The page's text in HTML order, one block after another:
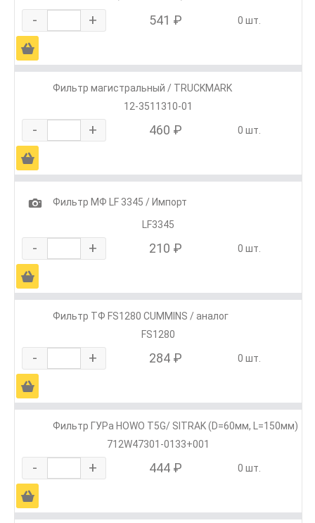
- + 541 ₽ 0 шт.
Ä
Фильтр магистральный / TRUCKMARK
12-3511310-01
- + 460 ₽ 0 шт.
Ä
1
Фильтр МФ LF 3345 / Импорт
LF3345
- + 210 ₽ 0 шт.
Ä
Фильтр ТФ FS1280 CUMMINS / аналог
FS1280
- + 284 ₽ 0 шт.
Ä
Фильтр ГУРа HOWO T5G/ SITRAK (D=60мм, L=150мм)
712W47301-0133+001
- + 444 ₽ 0 шт.
Ä